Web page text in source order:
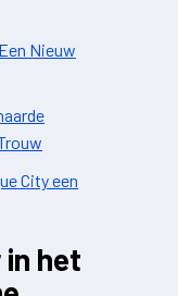
Nieuw
City een
in het